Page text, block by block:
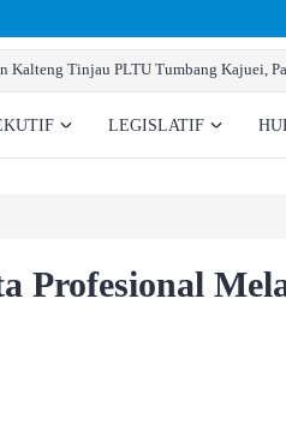
Kalteng Tinjau PLTU Tumbang Kajuei,
LEGISLATIF
Profesional